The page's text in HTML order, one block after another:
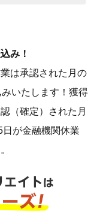
み！
は承認された月の
いたします！獲得
（確定）された月
が金融機関休業